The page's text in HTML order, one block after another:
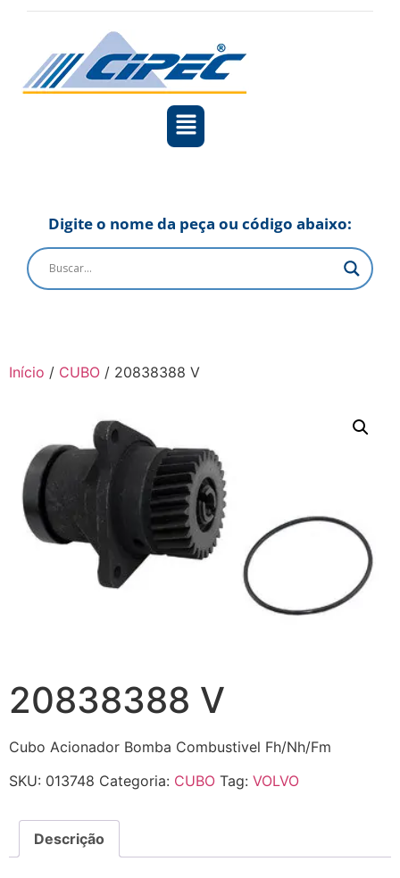
Digite o nome da peça ou código abaixo:
Início / CUBO / 20838388 V
20838388 V
Cubo Acionador Bomba Combustivel Fh/Nh/Fm
SKU: 013748 Categoria: CUBO Tag: VOLVO
Descrição